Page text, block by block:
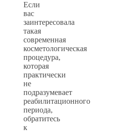
Если
вас
заинтересовала
такая
современная
косметологическая
процедура,
которая
практически
не
подразумевает
реабилитационного
периода,
обратитесь
к